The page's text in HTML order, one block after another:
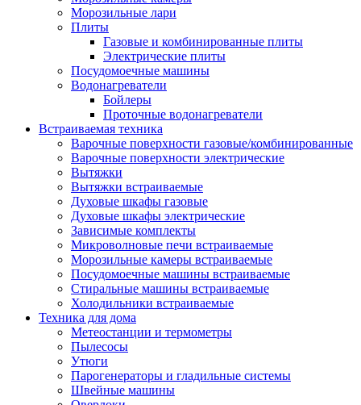
Медицинская техника
Назальные аспираторы
Стетоскопы
Термометры
Тонометры
Электрические грелки
Аудио-видео техника
Аксессуары для аудио-видео техники
Кабели для аудио и видео
Кронштейны для акустики
Магнитолы
Музыкальные центры
Диктофоны
Домашние кинотеатры
Игровые приставки и аксессуары
Аксессуары к игровым
Музыкальные инструменты
Аксессуары эми
Ди-джейское оборудование
Плееры blu-ray и dvd
Проекционное оборудование
Аксессуары для проекционного
Морозильные лари
Плиты
Газовые и комбинированные плиты
Электрические плиты
Посудомоечные машины
Водонагреватели
Бойлеры
Проточные водонагреватели
Встраиваемая техника
Варочные поверхности газовые/комбинированные
Варочные поверхности электрические
Вытяжки
Вытяжки встраиваемые
Духовые шкафы газовые
Духовые шкафы электрические
Зависимые комплекты
Микроволновые печи встраиваемые
Морозильные камеры встраиваемые
Посудомоечные машины встраиваемые
Стиральные машины встраиваемые
Холодильники встраиваемые
Техника для дома
Метеостанции и термометры
Пылесосы
Утюги
Парогенераторы и гладильные системы
Швейные машины